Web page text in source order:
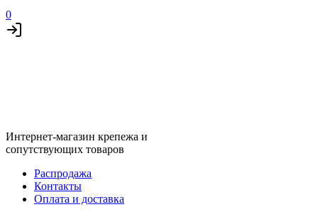
0
Интернет-магазин крепежа и
сопутствующих товаров
Распродажа
Контакты
Оплата и доставка